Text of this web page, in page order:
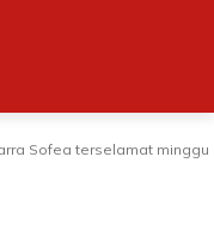
Sofea terselamat minggu